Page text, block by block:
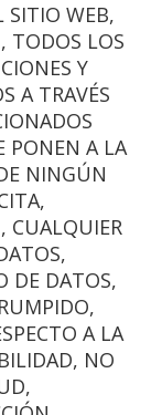
SITIO WEB,
TODOS LOS
Y
A TRAVÉS
PONEN A LA
NINGÚN
CUALQUIER
DE DATOS,
A LA
NO